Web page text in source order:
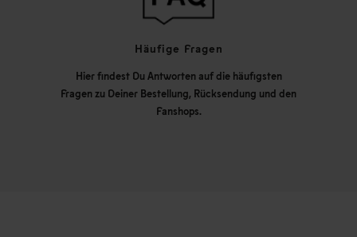
Häufige Fragen
Hier findest Du Antworten auf die häufigsten
Fragen zu Deiner Bestellung, Rücksendung und den
Fanshops.